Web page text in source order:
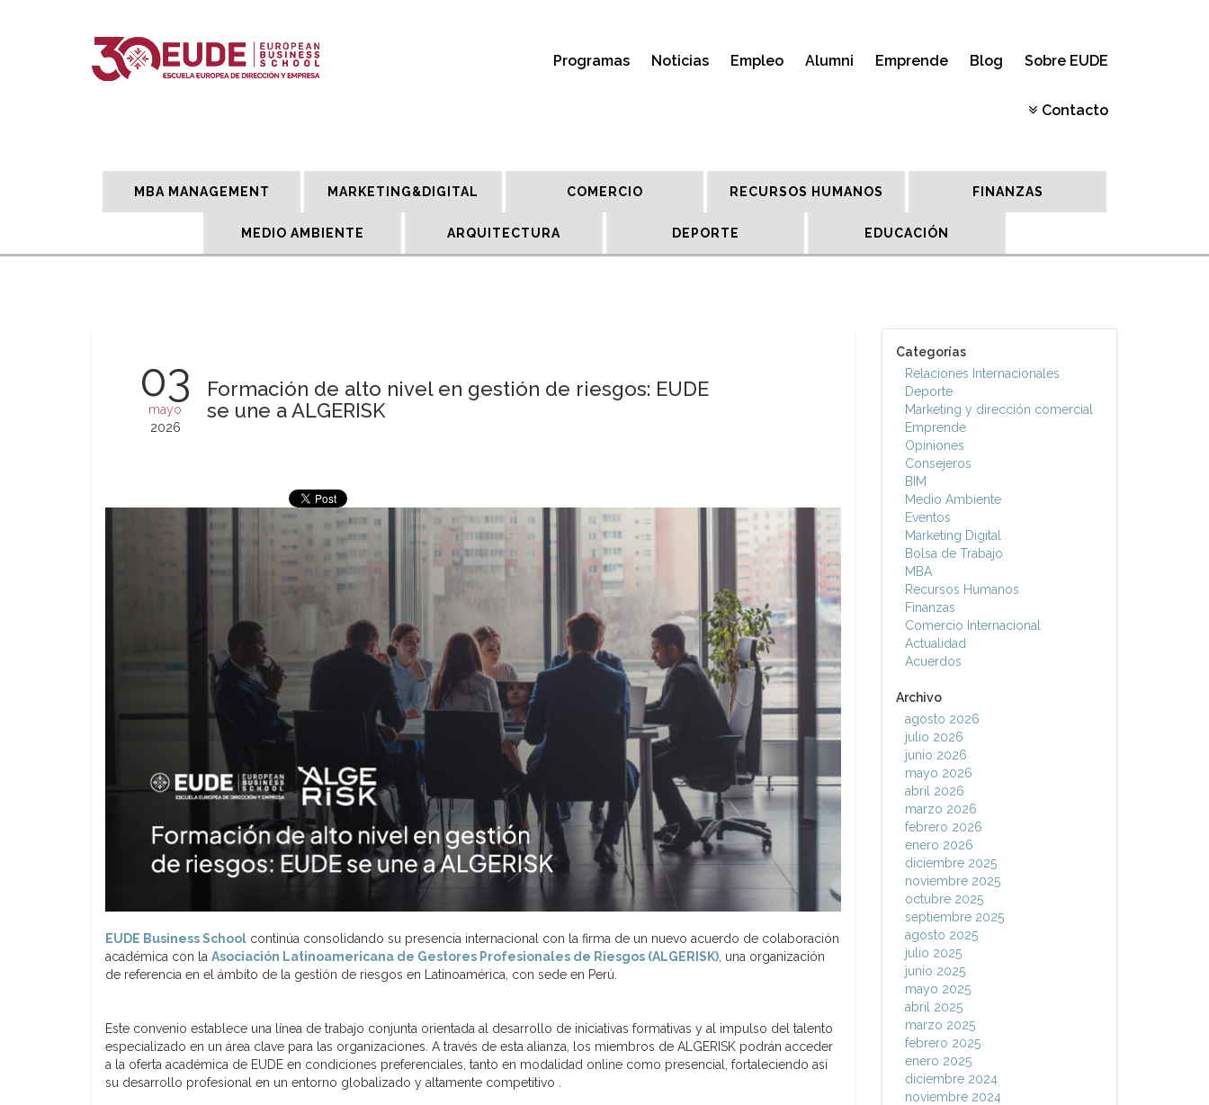
Programas Noticias Empleo Alumni Emprende Blog Sobre EUDE
Contacto
MBA MANAGEMENT MARKETING&DIGITAL COMERCIO RECURSOS HUMANOS FINANZAS
MEDIO AMBIENTE ARQUITECTURA DEPORTE EDUCACIÓN
03
mayo
2026
Formación de alto nivel en gestión de riesgos: EUDE
se une a ALGERISK
EUDE Business School continúa consolidando su presencia internacional con la firma de un nuevo acuerdo de colaboración
académica con la Asociación Latinoamericana de Gestores Profesionales de Riesgos (ALGERISK) , una organización
de referencia en el ámbito de la gestión de riesgos en Latinoamérica, con sede en Perú.
Este convenio establece una línea de trabajo conjunta orientada al desarrollo de iniciativas formativas y al impulso del talento
especializado en un área clave para las organizaciones. A través de esta alianza, los miembros de ALGERISK podrán acceder
a la oferta académica de EUDE en condiciones preferenciales, tanto en modalidad online como presencial, fortaleciendo así
su desarrollo profesional en un entorno globalizado y altamente competitivo .
Categorías
Relaciones Internacionales
Deporte
Marketing y dirección comercial
Emprende
Opiniones
Consejeros
BIM
Medio Ambiente
Eventos
Marketing Digital
Bolsa de Trabajo
MBA
Recursos Humanos
Finanzas
Comercio Internacional
Actualidad
Acuerdos
Archivo
agosto 2026
julio 2026
junio 2026
mayo 2026
abril 2026
marzo 2026
febrero 2026
enero 2026
diciembre 2025
noviembre 2025
octubre 2025
septiembre 2025
agosto 2025
julio 2025
junio 2025
mayo 2025
abril 2025
marzo 2025
febrero 2025
enero 2025
diciembre 2024
noviembre 2024